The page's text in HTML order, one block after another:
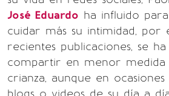
José Eduardo ha influido
cuidar más su intimidad, por
recientes publicaciones, se
compartir en menor medida
crianza, aunque en